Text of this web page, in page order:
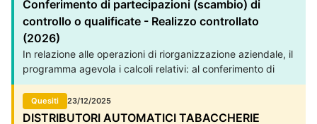
Conferimento di partecipazioni (scambio) di
controllo o qualificate - Realizzo controllato
(2026)
In relazione alle operazioni di riorganizzazione aziendale, il
programma agevola i calcoli relativi: al conferimento di
partecipazioni di controllo, ex art. 177, co. 2 del Tuir al
conferimento di partecipazioni qualificate, ex art. 177, co.
2-bis del Tuir come modificati dal D.lgs. n. 192/2024
Quesiti 23/12/2025
DISTRIBUTORI AUTOMATICI TABACCHERIE